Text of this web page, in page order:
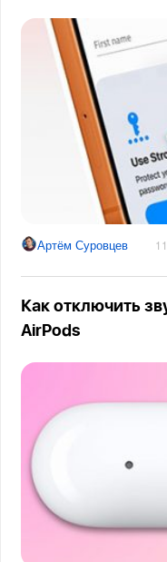
Артём Суровцев
Как отключить
AirPods